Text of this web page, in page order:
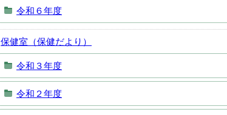
令和６年度
保健室（保健だより）
令和３年度
令和２年度